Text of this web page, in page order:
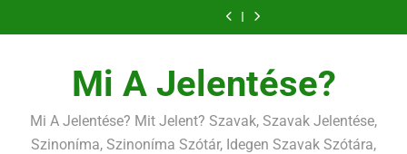
a
Mi A Jelentése?
Mi A Jelentése? Mit Jelent? Szavak, Szavak Jelentése,
Szinoníma, Szinoníma Szótár, Idegen Szavak Szótára,